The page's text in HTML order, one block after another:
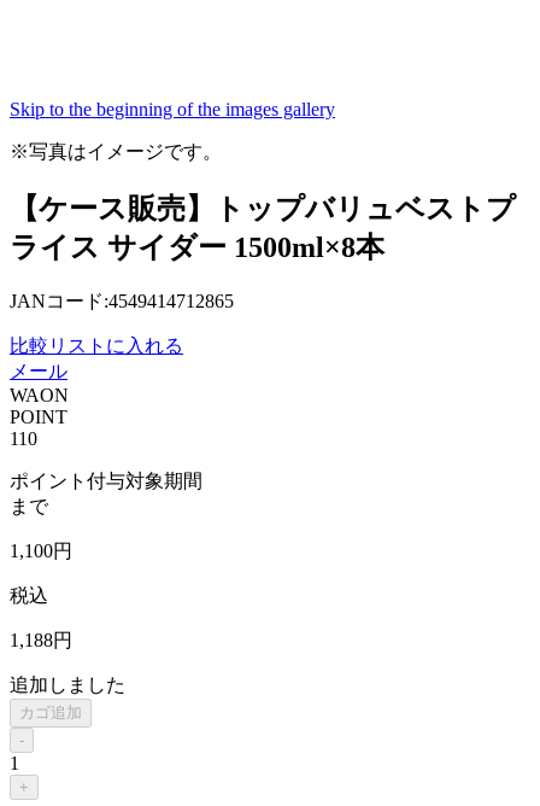
Skip to the beginning of the images gallery
※写真はイメージです。
【ケース販売】トップバリュベストプ
ライス サイダー 1500ml×8本
JANコード:4549414712865
比較リストに入れる
メール
WAON
POINT
110
ポイント付与対象期間
まで
1,100円
税込
1,188円
追加しました
カゴ追加
-
1
+